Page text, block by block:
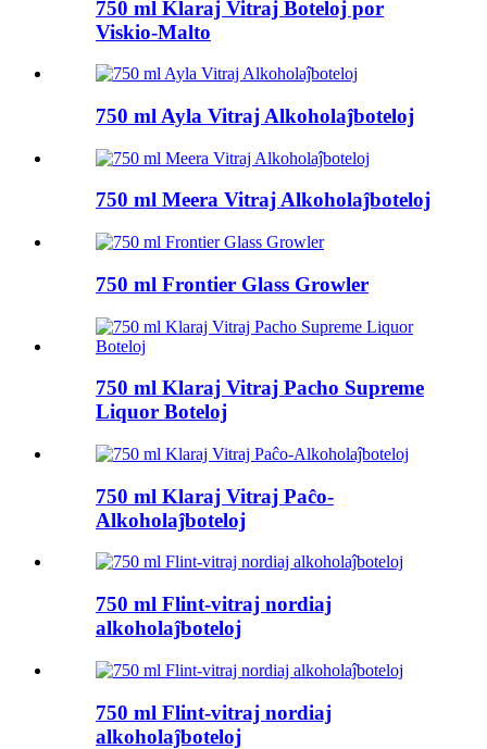
750 ml Klaraj Vitraj Boteloj por
Viskio-Malto
750 ml Ayla Vitraj Alkoholaĵboteloj
750 ml Meera Vitraj Alkoholaĵboteloj
750 ml Frontier Glass Growler
750 ml Klaraj Vitraj Pacho Supreme
Liquor Boteloj
750 ml Klaraj Vitraj Paĉo-
Alkoholaĵboteloj
750 ml Flint-vitraj nordiaj
alkoholaĵboteloj
750 ml Flint-vitraj nordiaj
alkoholaĵboteloj